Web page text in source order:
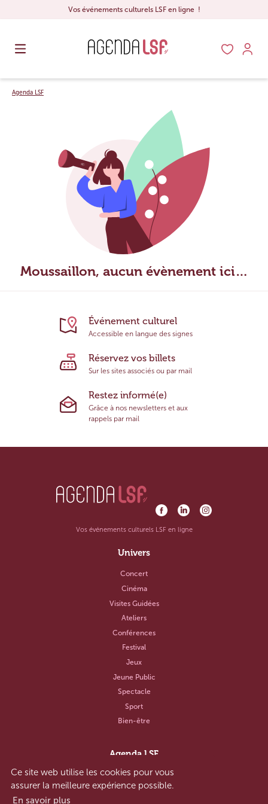
Ce site web utilise les cookies pour vous
assurer la meilleure expérience possible.
En savoir plus
Vos événements culturels LSF en ligne !
Agenda LSF
Moussaillon, aucun évènement ici…
Événement culturel
Accessible en langue des signes
Réservez vos billets
Sur les sites associés ou par mail
Restez informé(e)
Grâce à nos newsletters et aux
rappels par mail
Vos événements culturels LSF en ligne
Univers
Concert
Cinéma
Visites Guidées
Ateliers
Conférences
Festival
Jeux
Jeune Public
Spectacle
Sport
Bien-être
Agenda LSF
Notre concept
Aide et contact